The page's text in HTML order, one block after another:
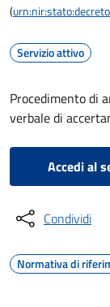
(
Servizio attivo
Procedimento di
verbale di
Accedi al
Condividi
Normativa di